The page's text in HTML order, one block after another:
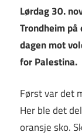
Lørdag 30.
Trondheim
dagen mot
for Palestina.
Først var det
Her ble det
oransje sko.